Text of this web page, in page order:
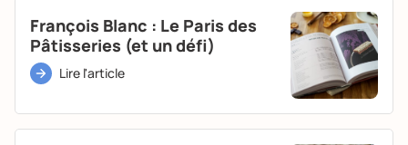
François Blanc : Le Paris des
Pâtisseries (et un défi)
Lire l'article